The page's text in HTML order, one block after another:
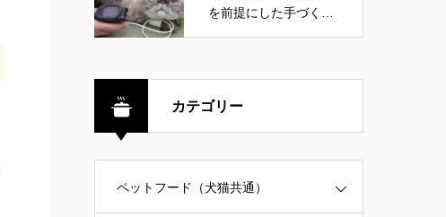
を前提にした手づくり
カテゴリー
ペットフード（犬猫共通）